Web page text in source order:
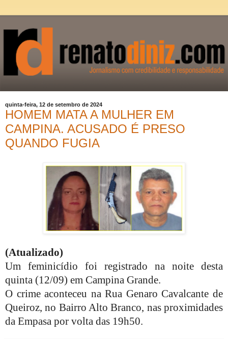
quinta-feira, 12 de setembro de 2024
HOMEM MATA A MULHER EM
CAMPINA. ACUSADO É PRESO
QUANDO FUGIA
(Atualizado)
Um feminicídio foi registrado na noite desta
quinta (12/09) em Campina Grande.
O crime aconteceu na Rua Genaro Cavalcante de
Queiroz, no Bairro Alto Branco, nas proximidades
da Empasa por volta das 19h50.